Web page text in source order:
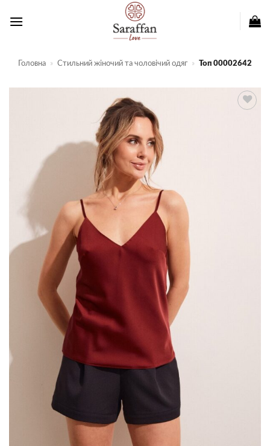
Головна » Стильний жіночий та чоловічий одяг » Топ 00002642